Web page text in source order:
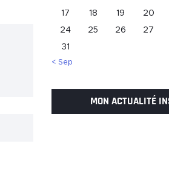
17
18 19 20
24
25 26 27
31
« Sep
MON ACTUALITÉ